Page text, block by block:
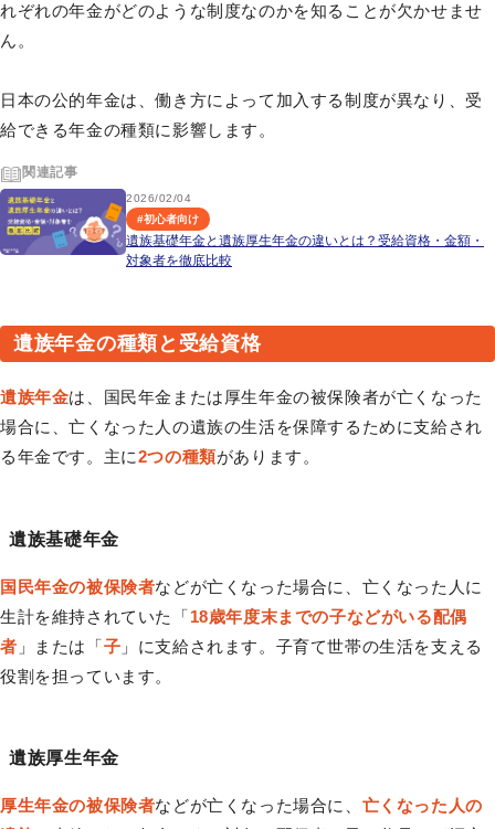
れぞれの年金がどのような制度なのかを知ることが欠かせませ
ん。
日本の公的年金は、働き方によって加入する制度が異なり、受
給できる年金の種類に影響します。
関連記事
2026/02/04
#初心者向け
遺族基礎年金と遺族厚生年金の違いとは？受給資格・金額・
対象者を徹底比較
遺族年金の種類と受給資格
遺族年金は、国民年金または厚生年金の被保険者が亡くなった
場合に、亡くなった人の遺族の生活を保障するために支給され
る年金です。主に2つの種類があります。
遺族基礎年金
国民年金の被保険者などが亡くなった場合に、亡くなった人に
生計を維持されていた「18歳年度末までの子などがいる配偶
者 」または「子 」に支給されます。子育て世帯の生活を支える
役割を担っています。
遺族厚生年金
厚生年金の被保険者などが亡くなった場合に、 亡くなった人の